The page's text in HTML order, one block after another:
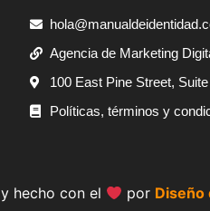
Agencia de Marketing
100 East Pine Street,
Políticas, términos y
y hecho con el por Diseño